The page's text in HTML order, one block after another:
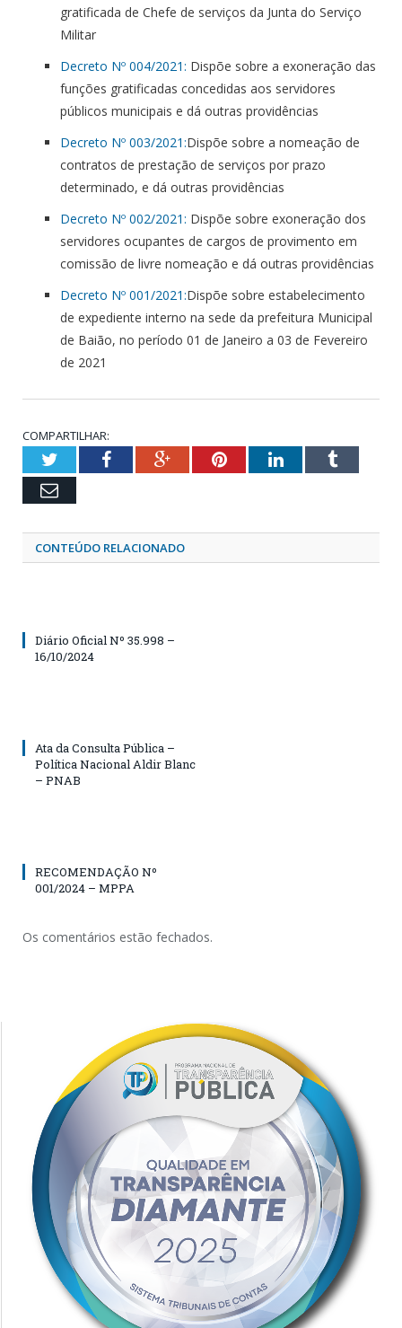
gratificada de Chefe de serviços da Junta do Serviço
Militar
Decreto Nº 004/2021: Dispõe sobre a exoneração das
funções gratificadas concedidas aos servidores
públicos municipais e dá outras providências
Decreto Nº 003/2021:Dispõe sobre a nomeação de
contratos de prestação de serviços por prazo
determinado, e dá outras providências
Decreto Nº 002/2021: Dispõe sobre exoneração dos
servidores ocupantes de cargos de provimento em
comissão de livre nomeação e dá outras providências
Decreto Nº 001/2021:Dispõe sobre estabelecimento
de expediente interno na sede da prefeitura Municipal
de Baião, no período 01 de Janeiro a 03 de Fevereiro
de 2021
COMPARTILHAR:
TwitterFacebookGoogle+PinterestLinkedInTumblr
Email
CONTEÚDO RELACIONADO
Diário Oficial Nº 35.998 –
16/10/2024
Ata da Consulta Pública –
Política Nacional Aldir Blanc
– PNAB
RECOMENDAÇÃO Nº
001/2024 – MPPA
Os comentários estão fechados.